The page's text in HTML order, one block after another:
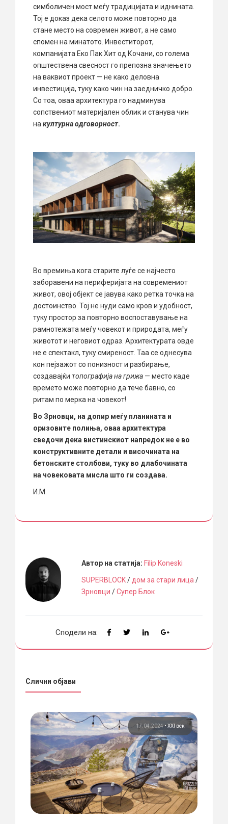
симболичен мост меѓу традицијата и иднината.
Тој е доказ дека селото може повторно да
стане место на современ живот, а не само
спомен на минатото. Инвеститорот,
компанијата Еко Пак Хит од Кочани, со голема
општествена свесност го препозна значењето
на ваквиот проект — не како деловна
инвестиција, туку како чин на заедничко добро.
Со тоа, оваа архитектура го надминува
сопствениот материјален облик и станува чин
накултурна одговорност.
Во времиња кога старите луѓе се најчесто
заборавени на периферијата на современиот
живот, овој објект се јавува како ретка точка на
достоинство. Тој не нуди само кров и удобност,
туку простор за повторно воспоставување на
рамнотежата меѓу човекот и природата, меѓу
животот и неговиот одраз. Архитектурата овде
не е спектакл, туку смиреност. Таа се однесува
кон пејзажот со понизност и разбирање,
создавајќи топографија на грижа — место каде
времето може повторно да тече бавно, со
ритам по мерка на човекот!
Во Зрновци, на допир меѓу планината и
оризовите полиња, оваа архитектура
сведочи дека вистинскиот напредок не е во
конструктивните детали и височината на
бетонските столбови, туку во длабочината
на човековата мисла што ги создава.
И.М.
Автор на статија: Filip Koneski
SUPERBLOCK/ дом за стари лица /
Зрновци /Супер Блок
Сподели на:
Слични објави
17.04.2024 • XXI век